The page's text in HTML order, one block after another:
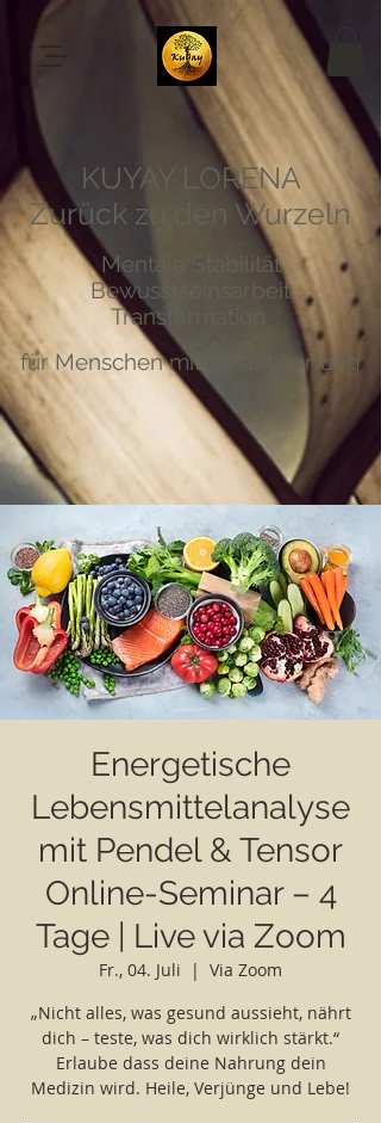
KUYAY LORENA
Zurück zu den Wurzeln
Mentale Stabilität
Bewusstseinsarbeit
Transformation
für Menschen mit Verantwortung
Energetische
Lebensmittelanalyse
mit Pendel & Tensor
Online-Seminar – 4
Tage | Live via Zoom
Fr., 04. Juli
  |
Via Zoom
„Nicht alles, was gesund aussieht, nährt
dich – teste, was dich wirklich stärkt.“
Erlaube dass deine Nahrung dein
Medizin wird. Heile, Verjünge und Lebe!